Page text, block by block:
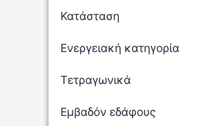
Κατάσταση
Ενεργειακή κατηγορία
Τετραγωνικά
Εμβαδόν εδάφους